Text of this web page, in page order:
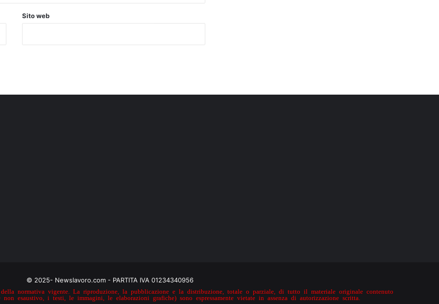
Sito web
© 2025- Newslavoro.com - PARTITA IVA 01234340956
normativa vigente. La riproduzione, la pubblicazione e la distribuzione, totale o parziale, di tutto il materiale originale contenuto
esaustivo, i testi, le immagini, le elaborazioni grafiche) sono espressamente vietate in assenza di autorizzazione scritta.